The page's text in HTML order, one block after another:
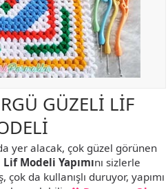
GÜZELİ LİF
yer alacak, çok güzel görünen
Modeli Yapımını sizlerle
da kullanışlı duruyor, yapımı